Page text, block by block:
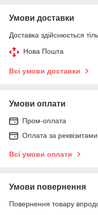
Умови доставки
Доставка здійснюється
Нова Пошта
Всі умови доставки
Умови оплати
Пром-оплата
Оплата за реквізитами
Всі умови оплати
Умови повернення
Повернення товару